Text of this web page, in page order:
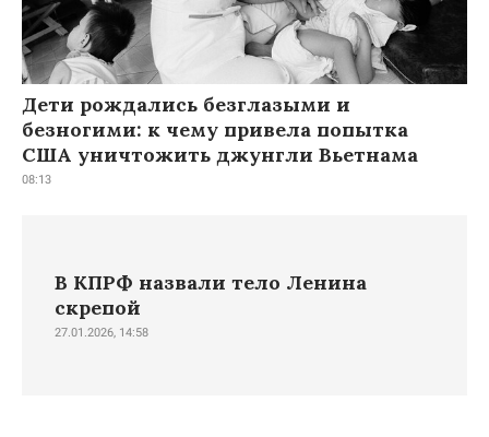
Дети рождались безглазыми и
безногими: к чему привела попытка
США уничтожить джунгли Вьетнама
08:13
В КПРФ назвали тело Ленина
скрепой
27.01.2026, 14:58